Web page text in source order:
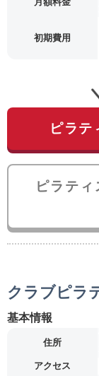
初期費用
ピラテ
ピラテ
クラブピラ
基本情報
住所
アクセス